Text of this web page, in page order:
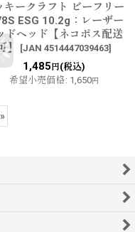
キークラフト ビーフリー
ESG 10.2g：レーザー
ドヘッド【ネコポス配送
】
[JAN 4514447039463]
1,485 円(税込)
希望小売価格: 1,650円
»